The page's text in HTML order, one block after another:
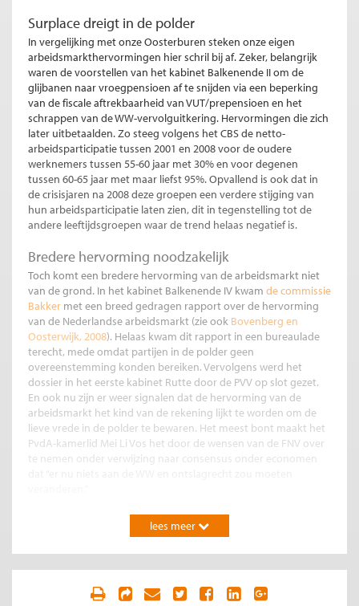
Surplace dreigt in de polder
In vergelijking met onze Oosterburen steken onze eigen
arbeidsmarkthervormingen hier schril bij af. Zeker, belangrijk
waren de voorstellen van het kabinet Balkenende II om de
glijbanen naar vroegpensioen af te snijden via een beperking
van de fiscale aftrekbaarheid van VUT/prepensioen en het
schrappen van de WW-vervolguitkering. Hervormingen die zich
later uitbetaalden. Zo steeg volgens het CBS de netto-
arbeidsparticipatie tussen 2001 en 2008 voor de oudere
werknemers tussen 55-60 jaar met 30% en voor degenen
tussen 60-65 jaar met maar liefst 95%. Opvallend is ook dat in
de crisisjaren na 2008 deze groepen een verdere stijging van
hun arbeidsparticipatie laten zien, dit in tegenstelling tot de
andere leeftijdsgroepen waar de trend helaas negatief is.
Bredere hervorming noodzakelijk
Toch komt een bredere hervorming van de arbeidsmarkt niet
van de grond. In het kabinet Balkenende IV kwam de commissie
Bakker met een breed gedragen rapport over de hervorming
van de Nederlandse arbeidsmarkt (zie ook Bovenberg en
Oosterwijk, 2008). Helaas kwam dit rapport in een bureaulade
terecht, mede omdat partijen in de polder geen
overeenstemming konden bereiken. Vervolgens werd het
dossier in het eerste kabinet Rutte door de PVV op slot gezet.
En ook nu zijn er weer signalen dat de hervorming van de
arbeidsmarkt het kind van de rekening lijkt te worden om de
lieve vrede in de polder te bewaren. Het meest bont maakt het
PvdA-kamerlid Mei Li Vos het door de wensen van de FNV over
te nemen onder verwijzing naar consensus onder economen
Mismatch en vergrijzing
Niets is minder waar. Terecht wordt door de commissie Bakker
verwezen naar de middellange termijn. Zeker, de Nederlandse
werkloosheid loopt op, maar sommige werkgevers schreeuwen
om personeel. Belangrijk is dat deze mismatch op de
arbeidsmarkt de komende jaren steeds pregnanter wordt. Als
lees meer